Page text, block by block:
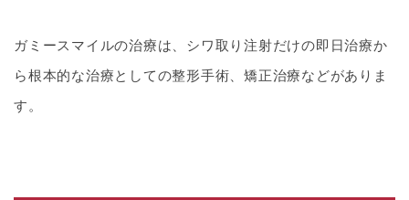
ガミースマイルの治療は、シワ取り注射だけの即日治療か
ら根本的な治療としての整形手術、矯正治療などがありま
す。